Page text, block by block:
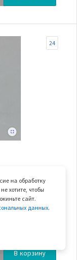
24
В корзину
на обработку
хотите, чтобы
сайт.
данных.